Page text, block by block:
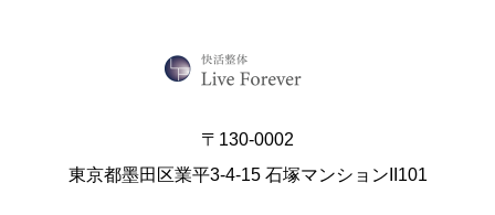
〒130-0002
東京都墨田区業平3-4-15 石塚マンションII101